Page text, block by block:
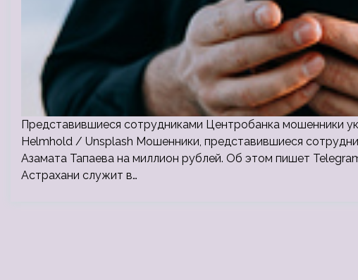
Представившиеся сотрудниками Центробанка мошенники
Helmhold / Unsplash Мошенники, представившиеся
Азамата Тапаева на миллион рублей. Об этом пишет
Астрахани служит в…